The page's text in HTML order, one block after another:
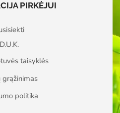
PIRKĖJUI
D.U.K.
taisyklės
grąžinimas
politika